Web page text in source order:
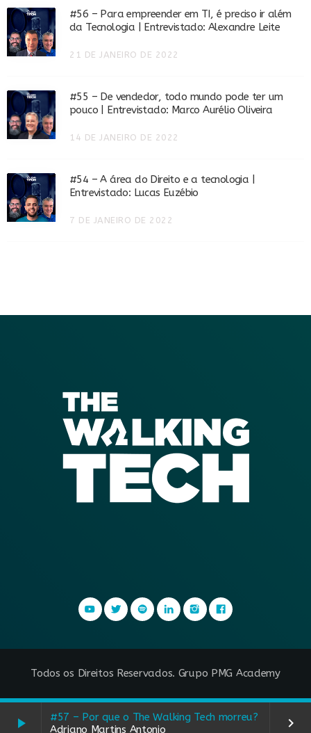
play_arrow
#57 – Por que o The Walking Tech morreu?
Adriano Martins Antonio
keyboard_arrow_right
#56 – Para empreender em TI, é preciso ir além
da Tecnologia | Entrevistado: Alexandre Leite
21 DE JANEIRO DE 2022
#55 – De vendedor, todo mundo pode ter um
pouco | Entrevistado: Marco Aurélio Oliveira
14 DE JANEIRO DE 2022
#54 – A área do Direito e a tecnologia |
Entrevistado: Lucas Euzébio
7 DE JANEIRO DE 2022
Todos os Direitos Reservados. Grupo PMG Academy